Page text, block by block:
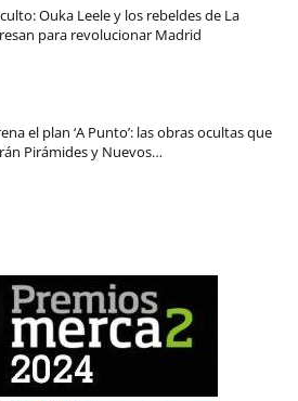
Ouka Leele y los rebeldes de La
para revolucionar Madrid
el plan ‘A Punto’: las obras ocultas que
Pirámides y Nuevos…